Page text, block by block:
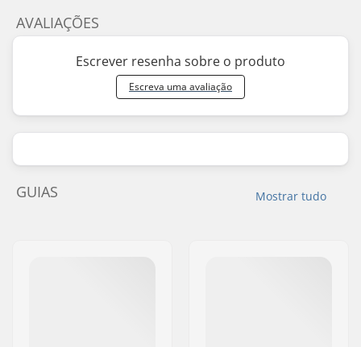
AVALIAÇÕES
Escrever resenha sobre o produto
Escreva uma avaliação
Mostrar tudo
GUIAS